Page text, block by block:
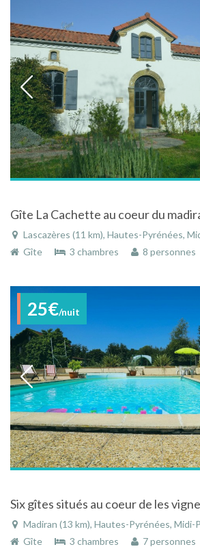
Gîte La Cachette au coeur du
Lascazères (11 km), Hautes-Pyrénées,
Gîte
3 chambres 8 personnes
25€/nuit
Madiran (13 km), Hautes-Pyrénées, Midi-
Gîte
3 chambres 7 personnes